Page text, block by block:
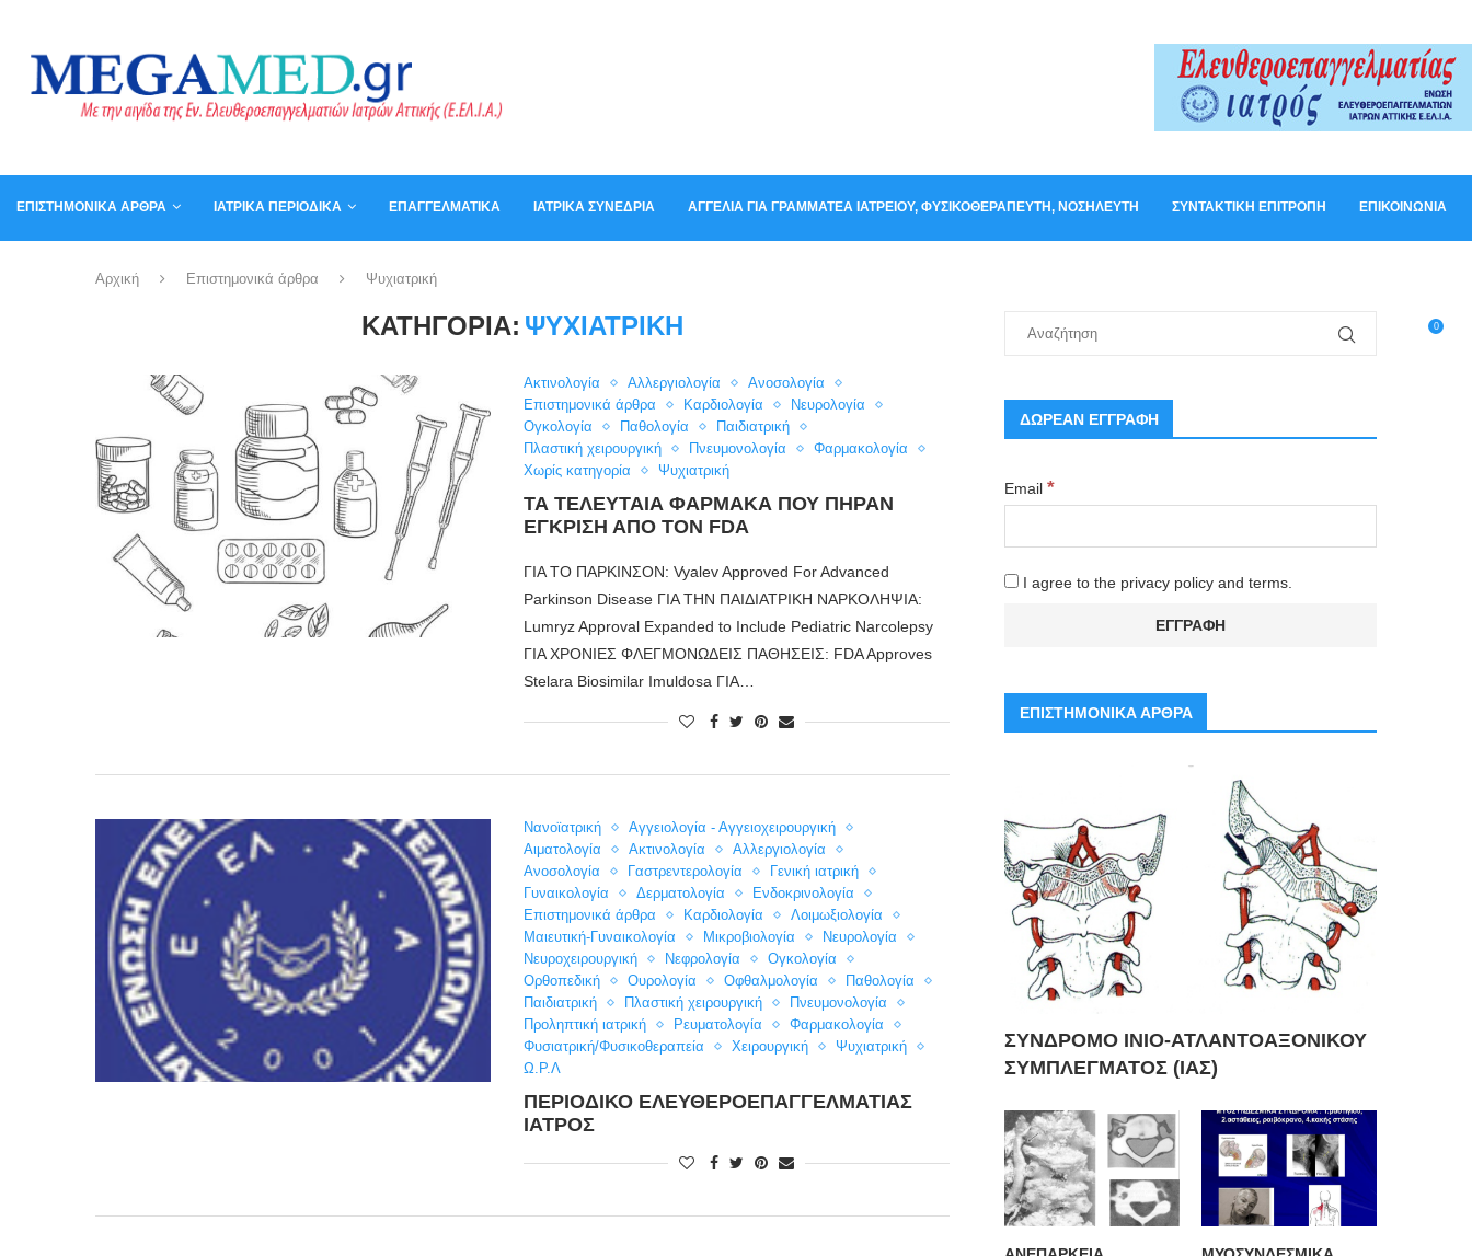
ΕΠΙΣΤΗΜΟΝΙΚΆ ΆΡΘΡΑ ΙΑΤΡΙΚΆ ΠΕΡΙΟΔΙΚΆ ΕΠΑΓΓΕΛΜΑΤΙΚΆ ΙΑΤΡΙΚΆ ΣΥΝΈΔΡΙΑ ΑΓΓΕΛΊΑ ΓΙΑ ΓΡΑΜΜΑΤΈΑ ΙΑΤΡΕΊΟΥ, ΦΥΣΙΚΟΘΕΡΑΠΕΥΤΉ, ΝΟΣΗΛΕΥΤΉ ΣΥΝΤΑΚΤΙΚΉ ΕΠΙΤΡΟΠΉ ΕΠΙΚΟΙΝΩΝΊΑ
ΒΙΒΛΊΑ
0
Αρχική Επιστημονικά άρθρα Ψυχιατρική
ΚΑΤΗΓΟΡΊΑ: ΨΥΧΙΑΤΡΙΚΉ
Ακτινολογία Αλλεργιολογία
Ανοσολογία
Επιστημονικά άρθρα
Καρδιολογία
Νευρολογία
Ογκολογία
Παθολογία
Παιδιατρική
Πλαστική χειρουργική
Πνευμονολογία
Φαρμακολογία
Χωρίς κατηγορία
Ψυχιατρική
ΤΑ ΤΕΛΕΥΤΑΙΑ ΦΑΡΜΑΚΑ ΠΟΥ ΠΗΡΑΝ
ΕΓΚΡΙΣΗ ΑΠΟ ΤΟΝ FDA
ΓΙΑ ΤΟ ΠΑΡΚΙΝΣΟΝ: Vyalev Approved For Advanced
Parkinson Disease ΓΙΑ ΤΗΝ ΠΑΙΔΙΑΤΡΙΚΗ ΝΑΡΚΟΛΗΨΙΑ:
Lumryz Approval Expanded to Include Pediatric Narcolepsy
ΓΙΑ ΧΡΟΝΙΕΣ ΦΛΕΓΜΟΝΩΔΕΙΣ ΠΑΘΗΣΕΙΣ: FDA Approves
Stelara Biosimilar Imuldosa ΓΙΑ…
Nανοϊατρική
Αγγειολογία - Αγγειοχειρουργική
Αιματολογία
Ακτινολογία
Αλλεργιολογία
Ανοσολογία
Γαστρεντερολογία
Γενική ιατρική
Γυναικολογία
Δερματολογία
Ενδοκρινολογία
Επιστημονικά άρθρα
Καρδιολογία
Λοιμωξιολογία
Μαιευτική-Γυναικολογία
Μικροβιολογία
Νευρολογία
Νευροχειρουργική
Νεφρολογία
Ογκολογία
Ορθοπεδική
Ουρολογία Οφθαλμολογία
Παθολογία
Παιδιατρική
Πλαστική χειρουργική
Πνευμονολογία
Προληπτική ιατρική
Ρευματολογία
Φαρμακολογία
Φυσιατρική/Φυσικοθεραπεία
Χειρουργική
Ψυχιατρική
Ω.Ρ.Λ
ΠΕΡΙΟΔΙΚΟ ΕΛΕΥΘΕΡΟΕΠΑΓΓΕΛΜΑΤΙΑΣ
ΙΑΤΡΟΣ
ΔΩΡΕΑΝ ΕΓΓΡΑΦΗ
Email *
I agree to the privacy policy and terms.
ΕΠΙΣΤΗΜΟΝΙΚΑ ΑΡΘΡΑ
ΣΥΝΔΡΟΜΟ ΙΝΙΟ-ΑΤΛΑΝΤΟΑΞΟΝΙΚΟΥ
ΣΥΜΠΛΕΓΜΑΤΟΣ (ΙΑΣ)